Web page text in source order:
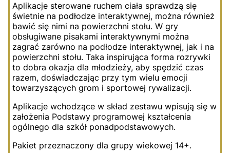
Aplikacje sterowane ruchem ciała sprawdzą się
świetnie na podłodze interaktywnej, można również
bawić się nimi na powierzchni stołu. W gry
obsługiwane pisakami interaktywnymi można
zagrać zarówno na podłodze interaktywnej, jak i na
powierzchni stołu. Taka inspirująca forma rozrywki
to dobra okazja dla młodzieży, aby spędzić czas
razem, doświadczając przy tym wielu emocji
towarzyszących grom i sportowej rywalizacji.
Aplikacje wchodzące w skład zestawu wpisują się w
założenia Podstawy programowej kształcenia
ogólnego dla szkół ponadpodstawowych.
Pakiet przeznaczony dla grupy wiekowej 14+.